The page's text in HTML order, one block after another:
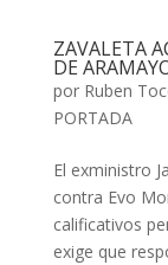
ZAVALETA
DE
por Ruben
PORTADA
El exministro
contra Evo
calificativos
exige que